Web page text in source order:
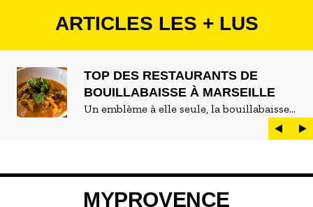
bord de mer ou collines sont accessibles à pieds
chez nous, surf, foil, planche à voiles... plusieurs
exceptionnels spots de surf sont présents à
moins de 200m du studio.
sont accessibles à pieds !
Une envie de boire un coup, de glaces, granités,
ARTICLES LES + LUS
TOP DES RESTAURANTS DE
BOUILLABAISSE À MARSEILLE
Un emblème à elle seule, la bouillabaisse
est LE plat marseillais par excellence. On
peut d'ailleurs vite être submergé·e par la
servir la meilleure...
MYPROVENCE